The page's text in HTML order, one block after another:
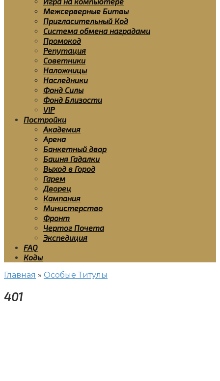
Межсерверные Битвы
Пригласительный Код
Система обмена наградами
Промокод
Репутация
Советники
Наложницы
Наследники
Фонд Силы
Фонд Близости
VIP
Постройки
Академия
Арена
Банкетный двор
Башня Гадалки
Выход в Город
Гарем
Дворец
Кампания
Министерство
Фронт
Чертог Почета
Экспедиция
FAQ
Коды
Главная » Особые Титулы
401